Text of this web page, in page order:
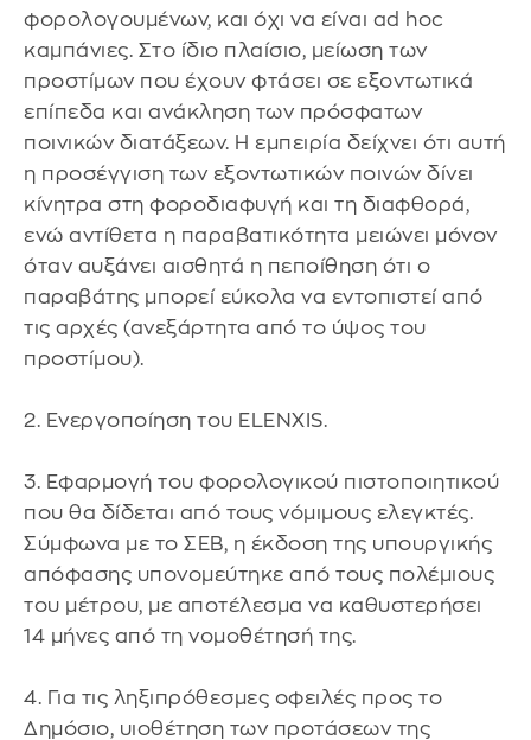
φορολογουμένων, και όχι να είναι ad hoc
καμπάνιες. Στο ίδιο πλαίσιο, μείωση των
προστίμων που έχουν φτάσει σε εξοντωτικά
επίπεδα και ανάκληση των πρόσφατων
ποινικών διατάξεων. Η εμπειρία δείχνει ότι αυτή
η προσέγγιση των εξοντωτικών ποινών δίνει
κίνητρα στη φοροδιαφυγή και τη διαφθορά,
ενώ αντίθετα η παραβατικότητα μειώνει μόνον
όταν αυξάνει αισθητά η πεποίθηση ότι ο
παραβάτης μπορεί εύκολα να εντοπιστεί από
τις αρχές (ανεξάρτητα από το ύψος του
προστίμου).
2. Ενεργοποίηση του ELENXIS.
3. Εφαρμογή του φορολογικού πιστοποιητικού
που θα δίδεται από τους νόμιμους ελεγκτές.
Σύμφωνα με το ΣΕΒ, η έκδοση της υπουργικής
απόφασης υπονομεύτηκε από τους πολέμιους
του μέτρου, με αποτέλεσμα να καθυστερήσει
14 μήνες από τη νομοθέτησή της.
4. Για τις ληξιπρόθεσμες οφειλές προς το
Δημόσιο, υιοθέτηση των προτάσεων της